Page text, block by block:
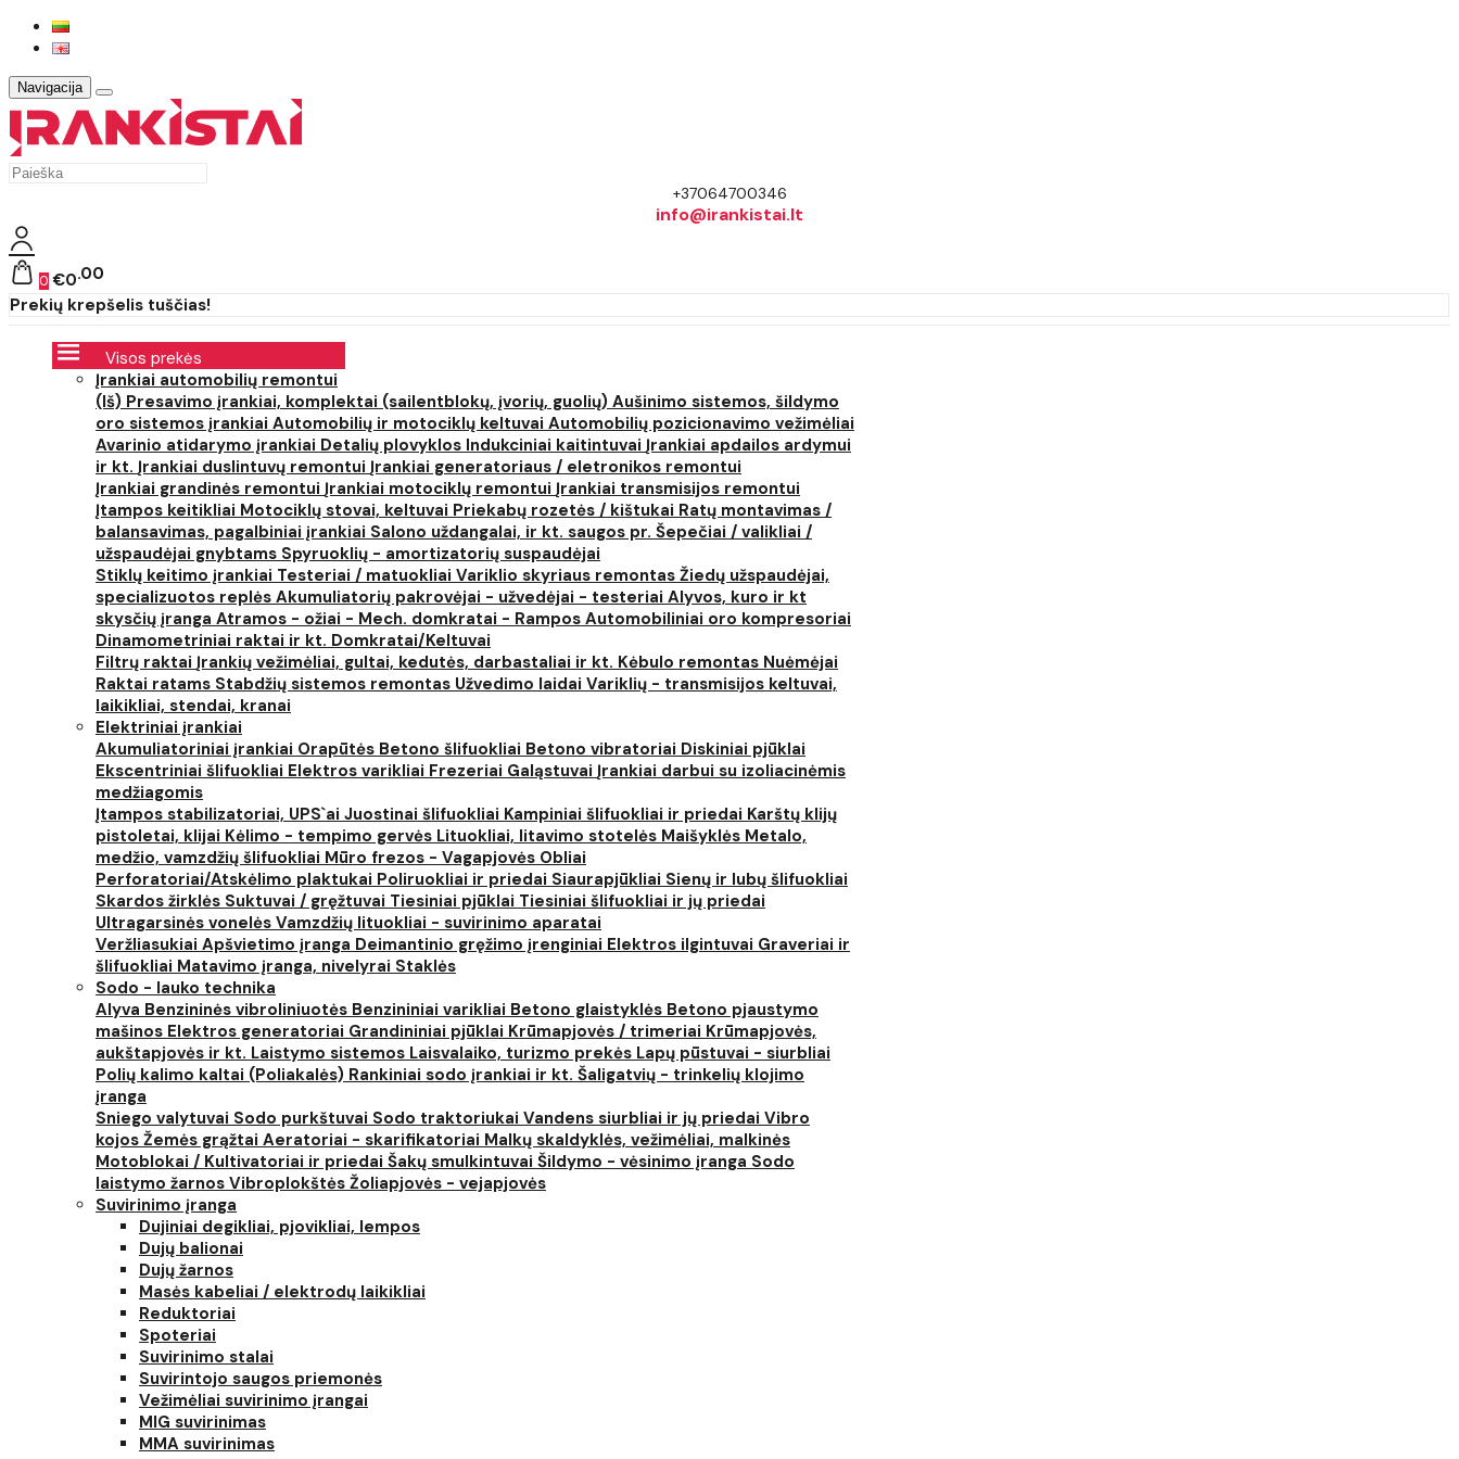
Navigacija
+37064700346
info@irankistai.lt
0 €0 00
Prekių krepšelis tuščias!
Visos prekės
Įrankiai automobilių remontui
(Iš) Presavimo įrankiai, komplektai (sailentblokų, įvorių, guolių) Aušinimo sistemos, šildymo
oro sistemos įrankiai Automobilių ir motociklų keltuvai Automobilių pozicionavimo vežimėliai
Avarinio atidarymo įrankiai Detalių plovyklos Indukciniai kaitintuvai Įrankiai apdailos ardymui
ir kt. Įrankiai duslintuvų remontui Įrankiai generatoriaus / eletronikos remontui
Įrankiai grandinės remontui Įrankiai motociklų remontui Įrankiai transmisijos remontui
Įtampos keitikliai Motociklų stovai, keltuvai Priekabų rozetės / kištukai Ratų montavimas /
balansavimas, pagalbiniai įrankiai Salono uždangalai, ir kt. saugos pr. Šepečiai / valikliai /
užspaudėjai gnybtams Spyruoklių - amortizatorių suspaudėjai
Stiklų keitimo įrankiai Testeriai / matuokliai Variklio skyriaus remontas Žiedų užspaudėjai,
specializuotos replės Akumuliatorių pakrovėjai - užvedėjai - testeriai Alyvos, kuro ir kt
skysčių įranga Atramos - ožiai - Mech. domkratai - Rampos Automobiliniai oro kompresoriai
Dinamometriniai raktai ir kt. Domkratai/Keltuvai
Filtrų raktai Įrankių vežimėliai, gultai, kedutės, darbastaliai ir kt. Kėbulo remontas Nuėmėjai
Raktai ratams Stabdžių sistemos remontas Užvedimo laidai Variklių - transmisijos keltuvai,
laikikliai, stendai, kranai
Elektriniai įrankiai
Akumuliatoriniai įrankiai Orapūtės Betono šlifuokliai Betono vibratoriai Diskiniai pjūklai
Ekscentriniai šlifuokliai Elektros varikliai Frezeriai Galąstuvai Įrankiai darbui su izoliacinėmis
medžiagomis
Įtampos stabilizatoriai, UPS`ai Juostinai šlifuokliai Kampiniai šlifuokliai ir priedai Karštų klijų
pistoletai, klijai Kėlimo - tempimo gervės Lituokliai, litavimo stotelės Maišyklės Metalo,
medžio, vamzdžių šlifuokliai Mūro frezos - Vagapjovės Obliai
Perforatoriai/Atskėlimo plaktukai Poliruokliai ir priedai Siaurapjūkliai Sienų ir lubų šlifuokliai
Skardos žirklės Suktuvai / gręžtuvai Tiesiniai pjūklai Tiesiniai šlifuokliai ir jų priedai
Ultragarsinės vonelės Vamzdžių lituokliai - suvirinimo aparatai
Veržliasukiai Apšvietimo įranga Deimantinio gręžimo įrenginiai Elektros ilgintuvai Graveriai ir
šlifuokliai Matavimo įranga, nivelyrai Staklės
Sodo - lauko technika
Alyva Benzininės vibroliniuotės Benzininiai varikliai Betono glaistyklės Betono pjaustymo
mašinos Elektros generatoriai Grandininiai pjūklai Krūmapjovės / trimeriai Krūmapjovės,
aukštapjovės ir kt. Laistymo sistemos Laisvalaiko, turizmo prekės Lapų pūstuvai - siurbliai
Polių kalimo kaltai (Poliakalės) Rankiniai sodo įrankiai ir kt. Šaligatvių - trinkelių klojimo
įranga
Sniego valytuvai Sodo purkštuvai Sodo traktoriukai Vandens siurbliai ir jų priedai Vibro
kojos Žemės grąžtai Aeratoriai - skarifikatoriai Malkų skaldyklės, vežimėliai, malkinės
Motoblokai / Kultivatoriai ir priedai Šakų smulkintuvai Šildymo - vėsinimo įranga Sodo
laistymo žarnos Vibroplokštės Žoliapjovės - vejapjovės
Suvirinimo įranga
Dujiniai degikliai, pjovikliai, lempos
Dujų balionai
Dujų žarnos
Masės kabeliai / elektrodų laikikliai
Reduktoriai
Spoteriai
Suvirinimo stalai
Suvirintojo saugos priemonės
Vežimėliai suvirinimo įrangai
MIG suvirinimas
MMA suvirinimas